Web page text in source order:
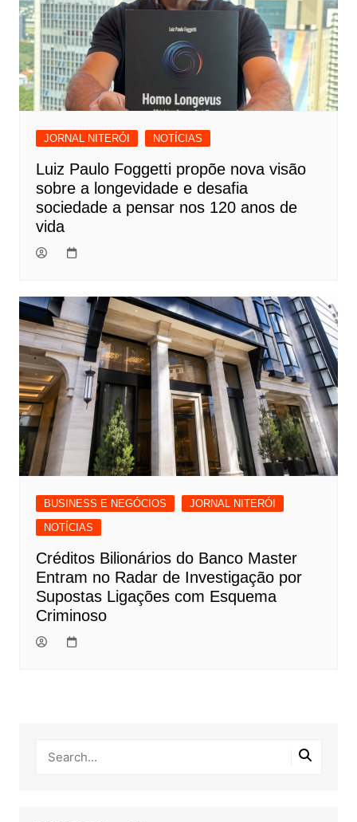
JORNAL NITERÓI NOTÍCIAS
Luiz Paulo Foggetti propõe nova visão
sobre a longevidade e desafia
sociedade a pensar nos 120 anos de
vida
BUSINESS E NEGÓCIOS
JORNAL NITERÓI
NOTÍCIAS
Créditos Bilionários do Banco Master
Entram no Radar de Investigação por
Supostas Ligações com Esquema
Criminoso